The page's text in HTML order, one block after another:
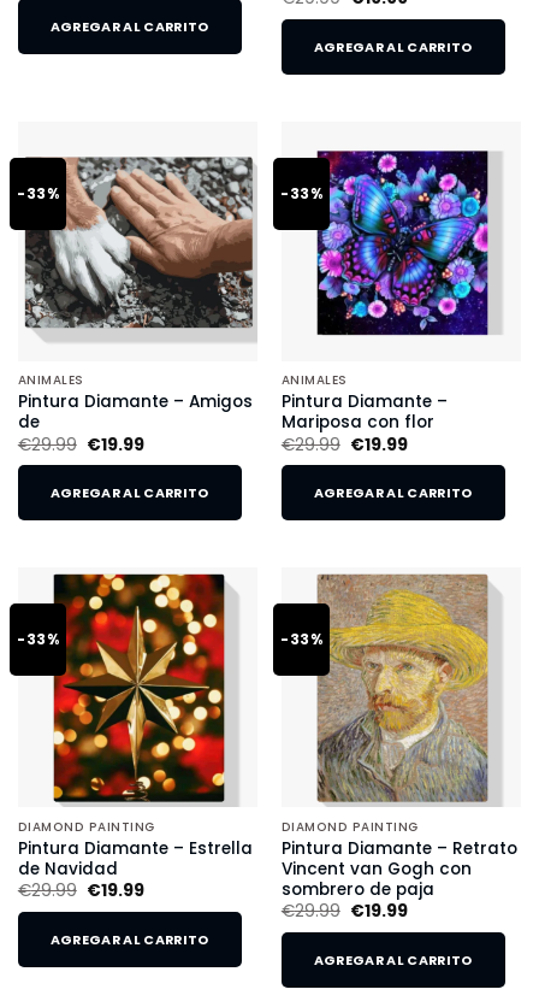
AGREGAR AL CARRITO
AGREGAR AL CARRITO
-33%
ANIMALES
Pintura Diamante – Amigos
de
€29.99 €19.99
AGREGAR AL CARRITO
-33%
ANIMALES
Pintura Diamante –
Mariposa con flor
€29.99 €19.99
AGREGAR AL CARRITO
-33%
DIAMOND PAINTING
Pintura Diamante – Estrella
de Navidad
€29.99 €19.99
AGREGAR AL CARRITO
-33%
DIAMOND PAINTING
Pintura Diamante – Retrato
Vincent van Gogh con
sombrero de paja
€29.99 €19.99
AGREGAR AL CARRITO